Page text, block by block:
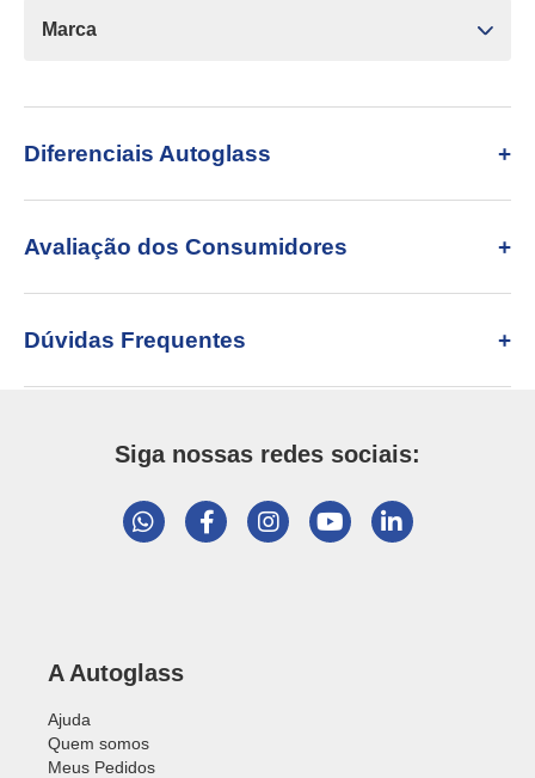
Marca
Diferenciais Autoglass
Avaliação dos Consumidores
Dúvidas Frequentes
Siga nossas redes sociais:
A Autoglass
Ajuda
Quem somos
Meus Pedidos